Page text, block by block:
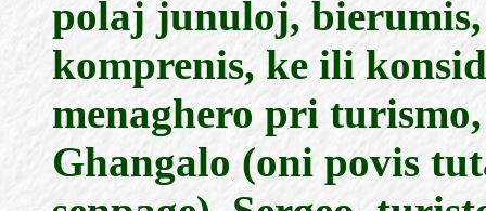
polaj junuloj,
komprenis, ke ili
menaghero pri
Ghangalo (oni povis